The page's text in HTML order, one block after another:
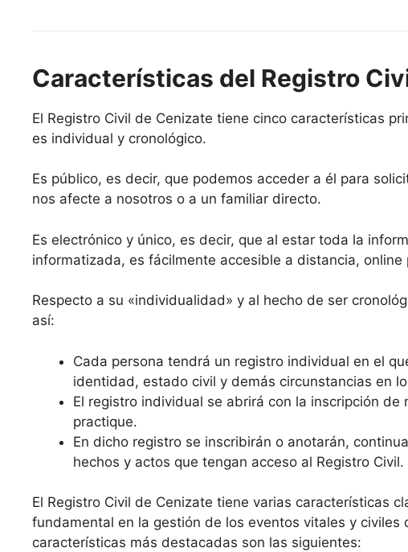
Características del Registro
El Registro Civil de Cenizate tiene cinco características
es individual y cronológico.
Es público, es decir, que podemos acceder a él para
nos afecte a nosotros o a un familiar directo.
Es electrónico y único, es decir, que al estar toda la
informatizada, es fácilmente accesible a distancia,
Respecto a su «individualidad» y al hecho de ser
así:
Cada persona tendrá un registro individual en el
identidad, estado civil y demás circunstancias en
El registro individual se abrirá con la inscripción
practique.
En dicho registro se inscribirán o anotarán,
hechos y actos que tengan acceso al Registro Civil.
El Registro Civil de Cenizate tiene varias características
fundamental en la gestión de los eventos vitales y
características más destacadas son las siguientes: